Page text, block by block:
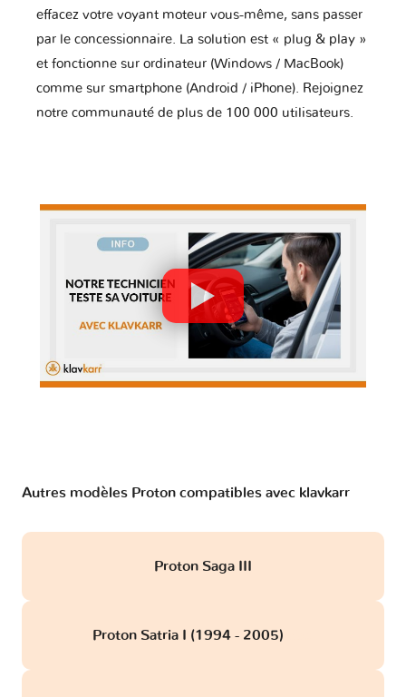
effacez votre voyant moteur vous-même, sans passer
par le concessionnaire. La solution est « plug & play »
et fonctionne sur ordinateur (Windows / MacBook)
comme sur smartphone (Android / iPhone). Rejoignez
notre communauté de plus de 100 000 utilisateurs.
Autres modèles Proton compatibles avec klavkarr
Proton Saga III
Proton Satria I (1994 - 2005)